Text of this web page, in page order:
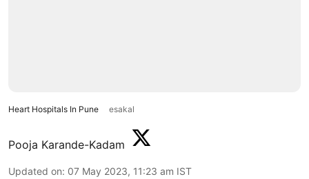
Heart Hospitals In Pune esakal
Pooja Karande-Kadam
Updated on: 07 May 2023, 11:23 am IST